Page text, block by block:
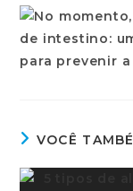
VOCÊ